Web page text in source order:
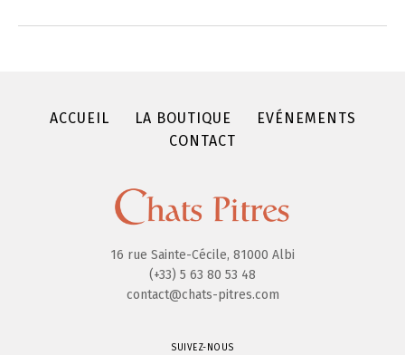
ACCUEIL LA BOUTIQUE
EVÉNEMENTS
CONTACT
SUIVEZ-NOUS
16 rue Sainte-Cécile, 81000 Albi
(+33) 5 63 80 53 48
contact@chats-pitres.com